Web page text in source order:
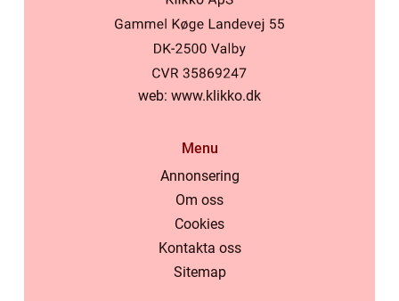
web: www.klikko.dk
Menu
Annonsering
Om oss
Cookies
Kontakta oss
Sitemap